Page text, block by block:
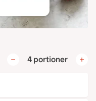
4 portioner